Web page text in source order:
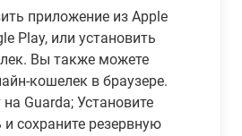
приложение из Apple
Play, или установить
Вы также можете
кошелек в браузере.
Guarda; Установите
сохраните резервную